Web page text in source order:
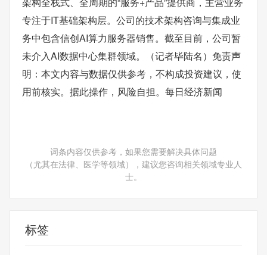
专注于IT基础架构层。公司的技术架构咨询与集成业
务中包含信创AI算力服务器销售。截至目前，公司暂
未介入AI数据中心集群领域。（记者毕陆名）免责声
明：本文内容与数据仅供参考，不构成投资建议，使
用前核实。据此操作，风险自担。每日经济新闻
词条内容仅供参考，如果您需要解决具体问题
（尤其在法律、医学等领域），建议您咨询相关领域专业人
士。
标签